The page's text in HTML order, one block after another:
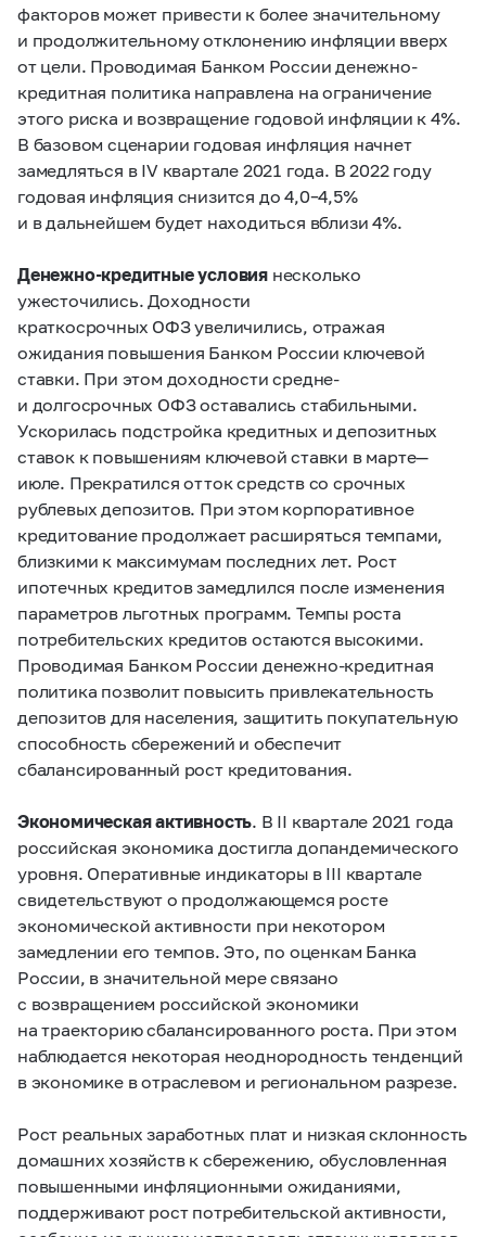
факторов может привести к более значительному
и продолжительному отклонению инфляции вверх
от цели. Проводимая Банком России денежно-
кредитная политика направлена на ограничение
этого риска и возвращение годовой инфляции к 4%.
В базовом сценарии годовая инфляция начнет
замедляться в IV квартале 2021 года. В 2022 году
годовая инфляция снизится до4,0–4,5%
и в дальнейшем будет находиться вблизи 4%.
Денежно-кредитные условия несколько
ужесточились. Доходности
краткосрочных ОФЗ увеличились, отражая
ожидания повышения Банком России ключевой
ставки. При этом доходности средне-
и долгосрочных ОФЗ оставались стабильными.
Ускорилась подстройка кредитных и депозитных
ставок к повышениям ключевой ставки в марте—
июле. Прекратился отток средств со срочных
рублевых депозитов. При этом корпоративное
кредитование продолжает расширяться темпами,
близкими к максимумам последних лет. Рост
ипотечных кредитов замедлился после изменения
параметров льготных программ. Темпы роста
потребительских кредитов остаются высокими.
Проводимая Банком России денежно-кредитная
политика позволит повысить привлекательность
депозитов для населения, защитить покупательную
способность сбережений и обеспечит
сбалансированный рост кредитования.
Экономическая активность. В II квартале 2021 года
российская экономика достигла допандемического
уровня. Оперативные индикаторы в III квартале
свидетельствуют о продолжающемся росте
экономической активности при некотором
замедлении его темпов. Это, по оценкам Банка
России, в значительной мере связано
с возвращением российской экономики
на траекторию сбалансированного роста. При этом
наблюдается некоторая неоднородность тенденций
в экономике в отраслевом и региональном разрезе.
Рост реальных заработных плат и низкая склонность
домашних хозяйств к сбережению, обусловленная
повышенными инфляционными ожиданиями,
поддерживают рост потребительской активности,